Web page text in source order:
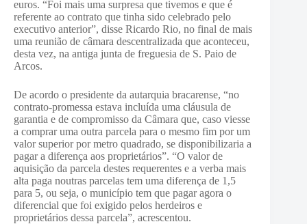
euros. “Foi mais uma surpresa que tivemos e que é
referente ao contrato que tinha sido celebrado pelo
executivo anterior”, disse Ricardo Rio, no final de mais
uma reunião de câmara descentralizada que aconteceu,
desta vez, na antiga junta de freguesia de S. Paio de
Arcos.
De acordo o presidente da autarquia bracarense, “no
contrato-promessa estava incluída uma cláusula de
garantia e de compromisso da Câmara que, caso viesse
a comprar uma outra parcela para o mesmo fim por um
valor superior por metro quadrado, se disponibilizaria a
pagar a diferença aos proprietários”. “O valor de
aquisição da parcela destes requerentes e a verba mais
alta paga noutras parcelas tem uma diferença de 1,5
para 5, ou seja, o município tem que pagar agora o
diferencial que foi exigido pelos herdeiros e
proprietários dessa parcela”, acrescentou.